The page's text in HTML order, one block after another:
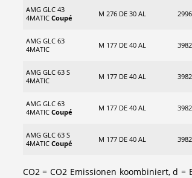
AMG GLC 43
4MATIC Coupé M 276 DE 30 AL 2996
AMG GLC 63
4MATIC
M 177 DE 40 AL 3982
AMG GLC 63 S
4MATIC
M 177 DE 40 AL 3982
AMG GLC 63
4MATIC Coupé M 177 DE 40 AL 3982
AMG GLC 63 S
4MATIC Coupé M 177 DE 40 AL 3982
CO2 = CO2 Emissionen koombiniert, d